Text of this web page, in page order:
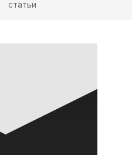
статьи